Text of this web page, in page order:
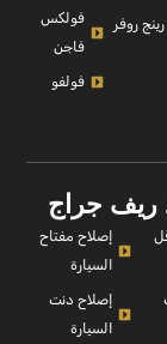
رينج روفر
فولكس
فاجن
فولفو
ريف جراج
إصلاح مفتاح
السيارة
إصلاح دنت
السيارة